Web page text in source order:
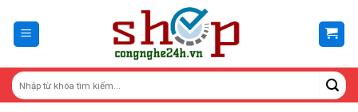
content